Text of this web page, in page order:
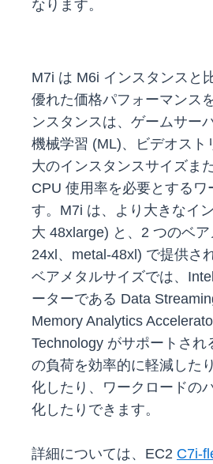
なります。
M7i は M6i インスタンスと
優れた価格パフォーマンス
ンスタンスは、ゲームサー
機械学習 (ML)、ビデオスト
大のインスタンスサイズま
CPU 使用率を必要とする
す。M7i は、より大きなイ
大 48xlarge) と、2 つのベ
24xl、metal-48xl) で提供さ
ベアメタルサイズでは、
ーターである Data
Memory Analytics
Technology がサポートされ
の負荷を効率的に軽減した
化したり、ワークロードの
化したりできます。
詳細については、EC2 C7i-